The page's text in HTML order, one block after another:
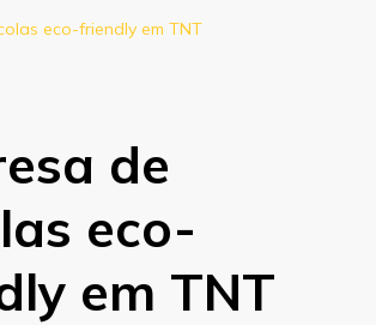
eco-friendly em TNT
de
eco-
em TNT